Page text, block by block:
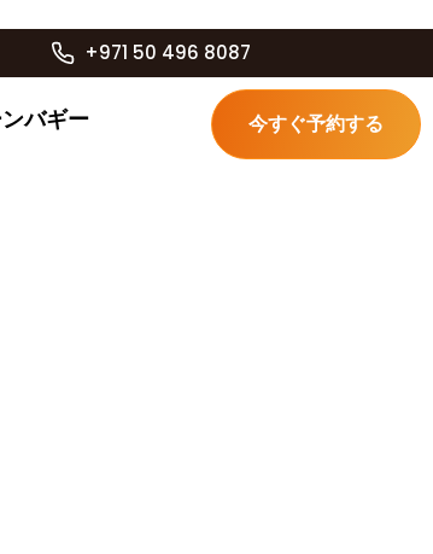
+971 50 496 8087
今すぐ予約する